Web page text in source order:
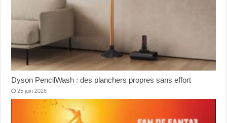
Dyson PencilWash : des planchers propres sans effort
25 juin 2026